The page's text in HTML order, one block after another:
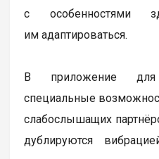
с особенностями
им адаптироваться.
В приложение для
специальные
слабослышащих
дублируются